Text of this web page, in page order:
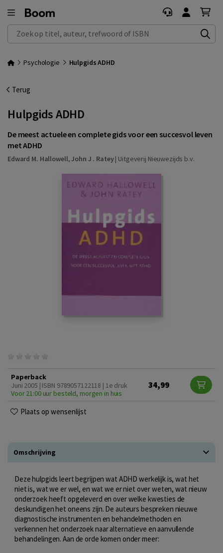
Zoek op titel, auteur, trefwoord of ISBN
Psychologie Hulpgids ADHD
Terug
Hulpgids ADHD
De meest actuele en complete gids voor een succesvol leven
met ADHD
Edward M. Hallowell,John J . Ratey| Uitgeverij Nieuwezijds b.v.
Paperback
Juni 2005 | ISBN 9789057122118 | 1e druk
Voor 21:00 uur besteld, morgen in huis
34,99
Plaats op wensenlijst
Omschrijving
Deze hulpgids leert begrijpen wat ADHD werkelijk is, wat het
niet is, wat we er wel, en wat we er niet over weten, wat nieuw
onderzoek heeft opgeleverd en over welke kwesties de
deskundigen het oneens zijn. De auteurs bespreken nieuwe
diagnostische instrumenten en behandelmethoden en
verkennen het onderzoek naar alternatieve en aanvullende
behandelingen. Aan de orde komen onder meer: